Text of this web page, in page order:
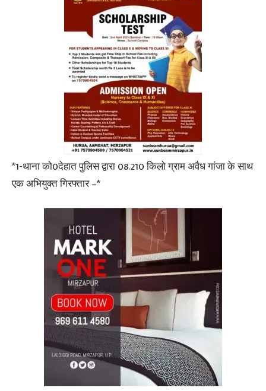
*1-थाना को0देहात पुलिस द्वारा 08.210 किलो ग्राम अवैध गांजा के साथ
एक अभियुक्त गिरफ्तार –*